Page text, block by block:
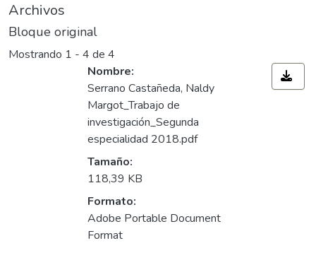
Archivos
Bloque original
Mostrando 1 - 4 de 4
Nombre:
Serrano Castañeda, Naldy
Margot_Trabajo de
investigación_Segunda
especialidad 2018.pdf
Tamaño:
118,39 KB
Formato:
Adobe Portable Document
Format